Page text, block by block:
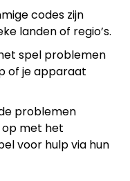
codes zijn
landen of regio’s.
spel problemen
of je apparaat
problemen
met het
voor hulp via hun